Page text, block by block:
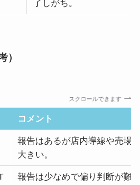
了しがち。
）
スクロールできます
コメント
報告はあるが店内導線や売場
大きい。
報告は少なめで偏り判断が難